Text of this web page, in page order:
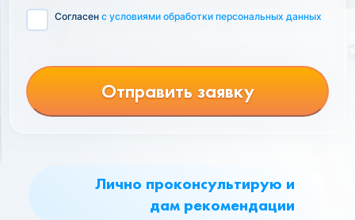
Лично проконсультирую и
дам рекомендации
Согласен с условиями обработки персональных данных
Отправить заявку